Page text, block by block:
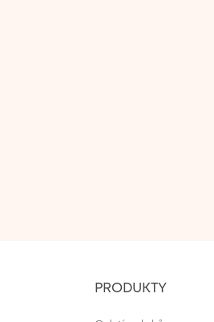
PRODUKTY